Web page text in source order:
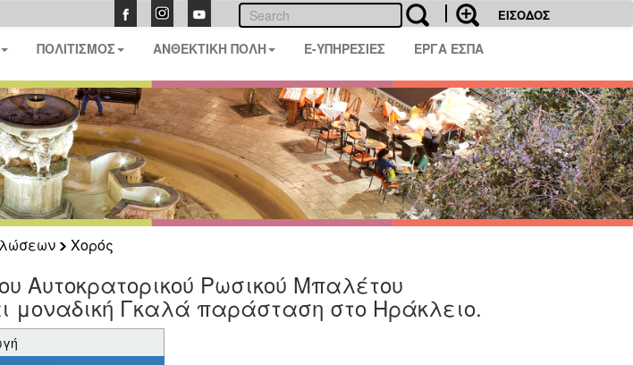
ΕΙΣΟΔΟΣ
ΠΟΛΙΤΙΣΜΟΣ ΑΝΘΕΚΤΙΚΗ ΠΟΛΗ E-ΥΠΗΡΕΣΙΕΣ ΕΡΓΑ ΕΣΠΑ
Χορός
Αυτοκρατορικού Ρωσικού Μπαλέτου
μοναδική Γκαλά παράσταση στο Ηράκλειο.